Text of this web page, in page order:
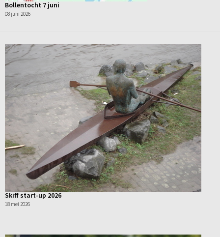
Bollentocht 7 juni
08 juni 2026
Skiff start-up 2026
18 mei 2026